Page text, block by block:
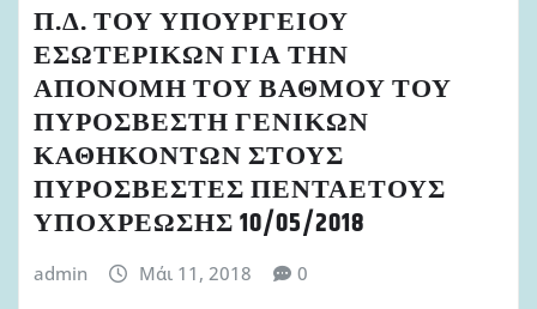
Π.Δ. ΤΟΥ ΥΠΟΥΡΓΕΙΟΥ
ΕΣΩΤΕΡΙΚΩΝ ΓΙΑ ΤΗΝ
ΑΠΟΝΟΜΗ ΤΟΥ ΒΑΘΜΟΥ ΤΟΥ
ΠΥΡΟΣΒΕΣΤΗ ΓΕΝΙΚΩΝ
ΚΑΘΗΚΟΝΤΩΝ ΣΤΟΥΣ
ΠΥΡΟΣΒΕΣΤΕΣ ΠΕΝΤΑΕΤΟΥΣ
ΥΠΟΧΡΕΩΣΗΣ 10/05/2018
admin Μάι 11, 2018 0